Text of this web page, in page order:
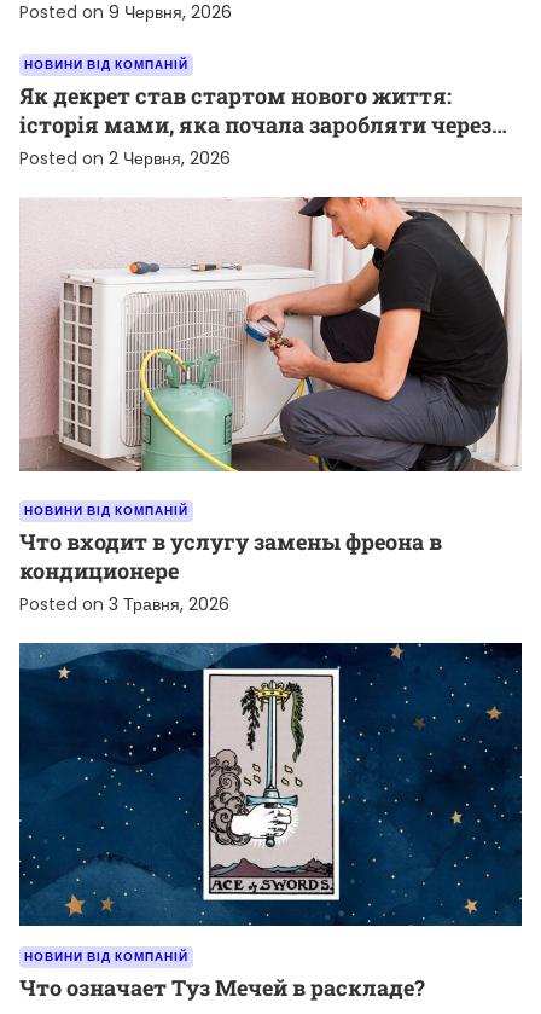
Posted on 9 Червня, 2026
НОВИНИ ВІД КОМПАНІЙ
Як декрет став стартом нового життя:
історія мами, яка почала заробляти через
TikTok
Posted on 2 Червня, 2026
НОВИНИ ВІД КОМПАНІЙ
Что входит в услугу замены фреона в
кондиционере
Posted on 3 Травня, 2026
НОВИНИ ВІД КОМПАНІЙ
Что означает Туз Мечей в раскладе?